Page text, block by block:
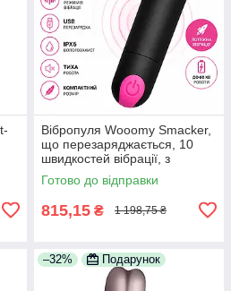
Вібропуля Wooomy Smacker,
що перезаряджається, 10
швидкостей вібрації, з
якісного силікону
Готово до відправки
815,15 ₴ 1 198,75 ₴
–32% Подарунок